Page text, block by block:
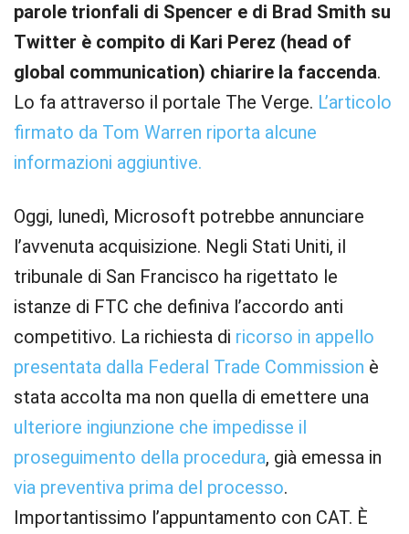
parole trionfali di Spencer e di Brad Smith su
Twitter è compito di Kari Perez (head of
global communication) chiarire la faccenda.
Lo fa attraverso il portale The Verge. L’articolo
firmato da Tom Warren riporta alcune
informazioni aggiuntive.
Oggi, lunedì, Microsoft potrebbe annunciare
l’avvenuta acquisizione. Negli Stati Uniti, il
tribunale di San Francisco ha rigettato le
istanze di FTC che definiva l’accordo anti
competitivo. La richiesta di ricorso in appello
presentata dalla Federal Trade Commission è
stata accolta ma non quella di emettere una
ulteriore ingiunzione che impedisse il
proseguimento della procedura, già emessa in
via preventiva prima del processo.
Importantissimo l’appuntamento con CAT. È